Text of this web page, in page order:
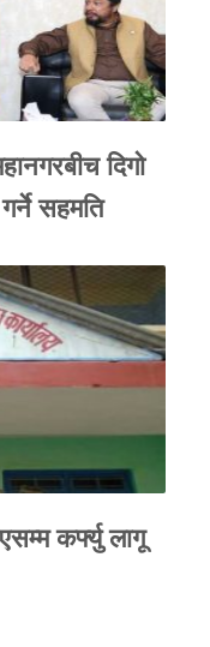
दिगो
सहमति
कर्फ्यु लागू